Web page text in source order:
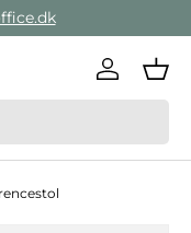
Log ind